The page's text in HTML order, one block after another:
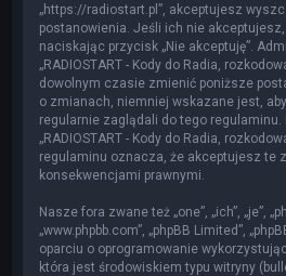
„https://radiostart.pl”, akceptujesz
postanowienia. Jeśli ich nie
naciskając przycisk „Nie akceptuję”.
„RADIOSTART - Kody do Radia,
dowolnym czasie zmienić poniższe
o zmianach, niemniej wskazane jest,
regularnie zaglądali do tego
„RADIOSTART - Kody do Radia,
regulaminu oznacza, że akceptujesz te
konsekwencjami prawnymi.
Nasze fora zwane też „one”, „ich”, „je”,
„www.phpbb.com”, „phpBB Limited”,
oparciu o oprogramowanie
która jest środowiskiem typu witryny